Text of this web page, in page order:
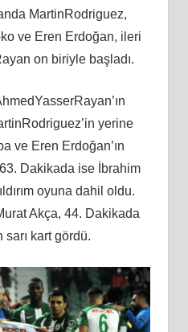
MartinRodriguez,
ve Eren Erdoğan, ileri
on biriyle başladı.
yerine
ve Eren Erdoğan’ın
Dakikada ise İbrahim
oyuna dahil oldu.
Akça, 44. Dakikada
kart gördü.